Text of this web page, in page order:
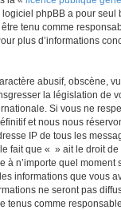
phpBB a pour seul
tenu comme
plus d’informations
abusif, obscène,
la législation de
Si vous ne
et nous nous
IP de tous les
fait que « » ait le droit
à n’importe quel
informations que vous
ne seront pas
tenus comme